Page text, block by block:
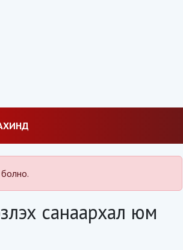
санаархал юм